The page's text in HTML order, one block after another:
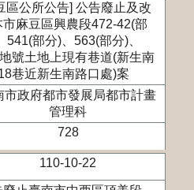
區公所公告] 公告廢止及改
市麻豆區興農段472-42(部
541(部分)、563(部分)、
號土地上現有巷道(新生南
巷近新生南路口處)案
市政府都市發展局都市計畫
管理科
728
110-10-22